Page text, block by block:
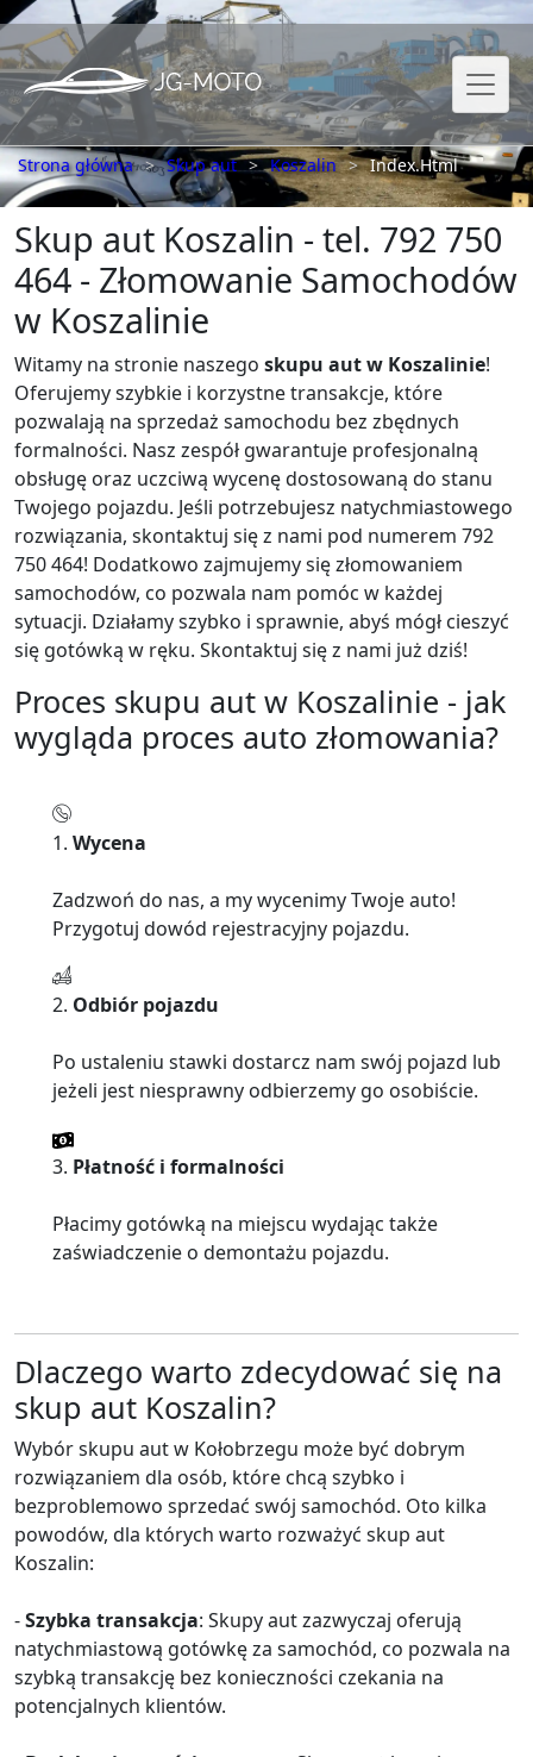
Strona główna Skup aut Koszalin Index.Html
Skup aut Koszalin - tel. 792 750
464 - Złomowanie Samochodów
w Koszalinie
Witamy na stronie naszego skupu aut w Koszalinie!
Oferujemy szybkie i korzystne transakcje, które
pozwalają na sprzedaż samochodu bez zbędnych
formalności. Nasz zespół gwarantuje profesjonalną
obsługę oraz uczciwą wycenę dostosowaną do stanu
Twojego pojazdu. Jeśli potrzebujesz natychmiastowego
rozwiązania, skontaktuj się z nami pod numerem 792
750 464! Dodatkowo zajmujemy się złomowaniem
samochodów, co pozwala nam pomóc w każdej
sytuacji. Działamy szybko i sprawnie, abyś mógł cieszyć
się gotówką w ręku. Skontaktuj się z nami już dziś!
Proces skupu aut w Koszalinie - jak
wygląda proces auto złomowania?
1. Wycena
Zadzwoń do nas, a my wycenimy Twoje auto!
Przygotuj dowód rejestracyjny pojazdu.
2. Odbiór pojazdu
Po ustaleniu stawki dostarcz nam swój pojazd lub
jeżeli jest niesprawny odbierzemy go osobiście.
3. Płatność i formalności
Płacimy gotówką na miejscu wydając także
zaświadczenie o demontażu pojazdu.
Dlaczego warto zdecydować się na
skup aut Koszalin?
Wybór skupu aut w Kołobrzegu może być dobrym
rozwiązaniem dla osób, które chcą szybko i
bezproblemowo sprzedać swój samochód. Oto kilka
powodów, dla których warto rozważyć skup aut
Koszalin:
-Szybka transakcja: Skupy aut zazwyczaj oferują
natychmiastową gotówkę za samochód, co pozwala na
szybką transakcję bez konieczności czekania na
potencjalnych klientów.